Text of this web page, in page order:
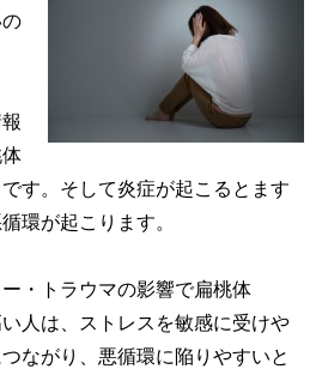
す。そして炎症が起こるとます
環が起こります。
・トラウマの影響で扁桃体
い人は、ストレスを敏感に受けや
ながり、悪循環に陥りやすいと